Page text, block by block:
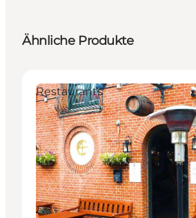
Ähnliche Produkte
Restaurants